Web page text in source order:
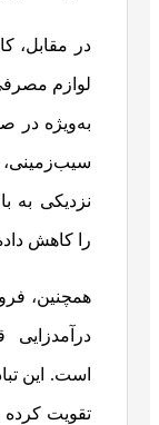
در مقابل،
لوازم
به‌ویژه در
نزدیکی به
را کاهش
همچنین،
است. این
تقویت کرده